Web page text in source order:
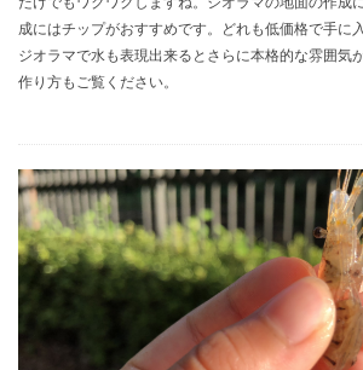
成にはチップがおすすめです。どれも低価格で手に
ジオラマで水も表現出来るとさらに本格的な雰囲気
作り方もご覧ください。